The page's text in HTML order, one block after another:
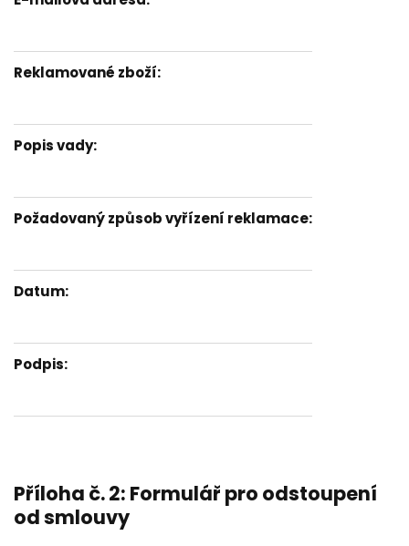
Reklamované zboží:
Popis vady:
Požadovaný způsob vyřízení reklamace:
Datum:
Podpis:
Příloha č. 2: Formulář pro odstoupení
od smlouvy